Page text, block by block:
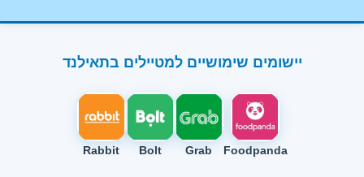
יישומים שימושיים למטיילים בתאילנד
Foodpanda
Grab
Bolt
Rabbit